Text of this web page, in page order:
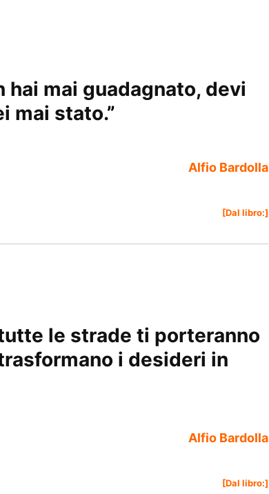
hai mai guadagnato, devi
mai stato.”
Alfio Bardolla
[Dal libro:]
le strade ti porteranno
i desideri in
Alfio Bardolla
[Dal libro:]